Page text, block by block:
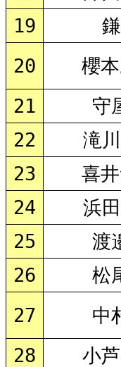
19
20
櫻
21
守
22
滝
23
喜
24
浜
25
渡
26
松
27
中
28
小